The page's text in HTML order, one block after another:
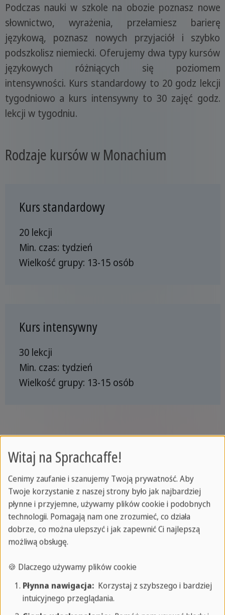
Podczas nauki w szkole na obozie poznasz nowe
słownictwo, wyrażenia, przełamiesz barierę
językową, poznasz nowych przyjaciół i szybko
podszkolisz niemiecki. Oferujemy dwa typy kursów
językowych różniących się poziomem
intensywności. Kurs standardowy to 20 godz lekcji
tygodniowo a kurs intensywny to 30 zajęć godz.
lekcji w tygodniu.
Rodzaje kursów w Monachium
Kurs standardowy
20 lekcji
Min. czas: tydzień
Wielkość grupy: 13-15 osób
Kurs intensywny
30 lekcji
Min. czas: tydzień
Wielkość grupy: 13-15 osób
Aktywności podczas Twojej podróży
językowej do Monachium
Przygotuj się na prawdziwą przygodę w
niemieckim stylu w Monachium! Zaledwie kilka
minut od naszej szkoły językowej znajduje się
Englischer Garten, jeden z największych parków
Witaj na Sprachcaffe!
Cenimy zaufanie i szanujemy Twoją prywatność. Aby
Twoje korzystanie z naszej strony było jak najbardziej
płynne i przyjemne, używamy plików cookie i podobnych
technologii. Pomagają nam one zrozumieć, co działa
dobrze, co można ulepszyć i jak zapewnić Ci najlepszą
możliwą obsługę.
🍪 Dlaczego używamy plików cookie
Płynna nawigacja:Korzystaj z szybszego i bardziej
intuicyjnego przeglądania.